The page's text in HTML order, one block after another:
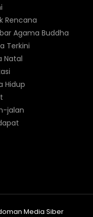
Rencana
Agama Buddha
Terkini
Natal
Hidup
jalan
Media Siber